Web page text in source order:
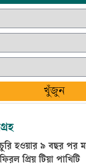
খুঁজুন
চুরি হওয়ার ৯ বছর পর
ফিরল প্রিয় টিয়া পাখিটি